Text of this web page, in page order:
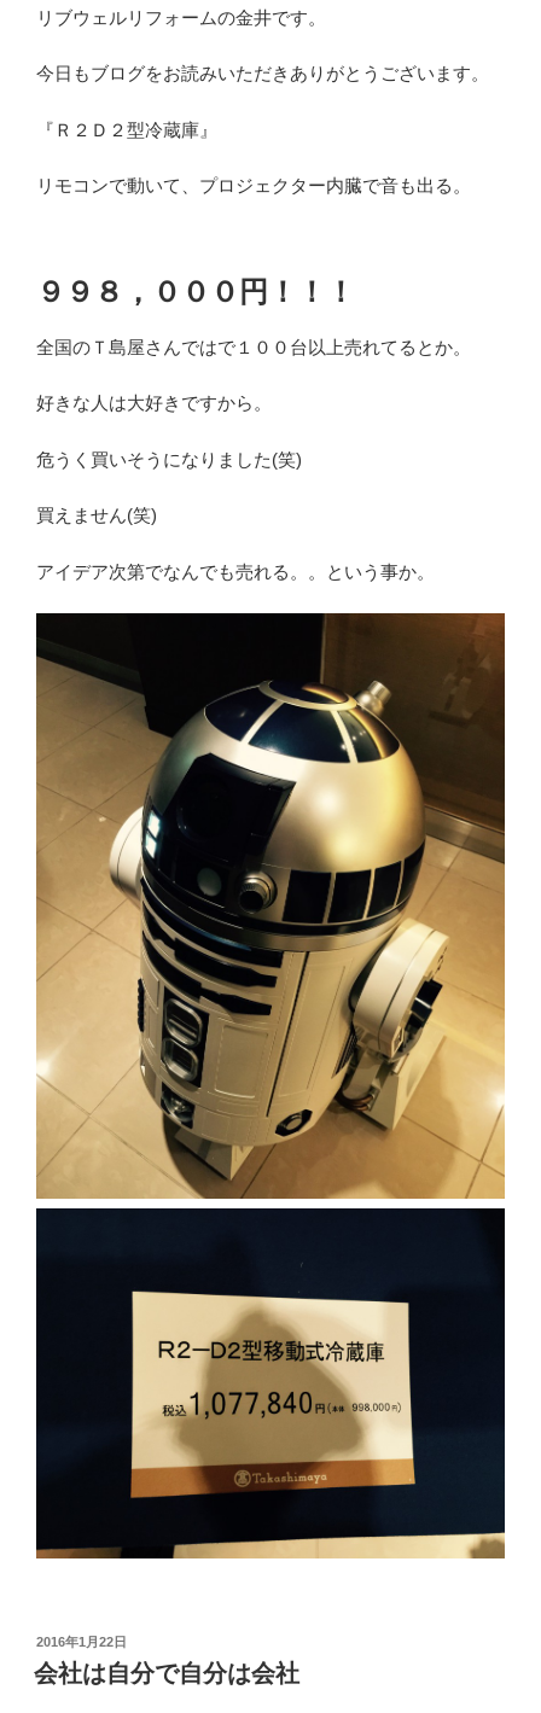
リブウェルリフォームの金井です。
今日もブログをお読みいただきありがとうございます。
『Ｒ２Ｄ２型冷蔵庫』
リモコンで動いて、プロジェクター内臓で音も出る。
９９８，０００円！！！
全国のＴ島屋さんではで１００台以上売れてるとか。
好きな人は大好きですから。
危うく買いそうになりました(笑)
買えません(笑)
アイデア次第でなんでも売れる。。という事か。
投
稿
日:
2016年1月22日
会社は自分で自分は会社